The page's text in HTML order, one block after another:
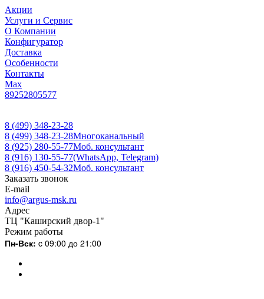
Акции
Услуги и Сервис
О Компании
Конфигуратор
Доставка
Особенности
Контакты
Max
89252805577
8 (499) 348-23-28
8 (499) 348-23-28Многоканальный
8 (925) 280-55-77Моб. консультант
8 (916) 130-55-77(WhatsApp, Telegram)
8 (916) 450-54-32Моб. консультант
Заказать звонок
E-mail
info@argus-msk.ru
Адрес
ТЦ "Каширский двор-1"
Режим работы
Пн-Вск: c 09:00 до 21:00